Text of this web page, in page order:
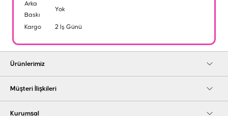
Arka
Baskı
Yok
Kargo 2 İş Günü
Ürünlerimiz
Müşteri İlişkileri
Kurumsal